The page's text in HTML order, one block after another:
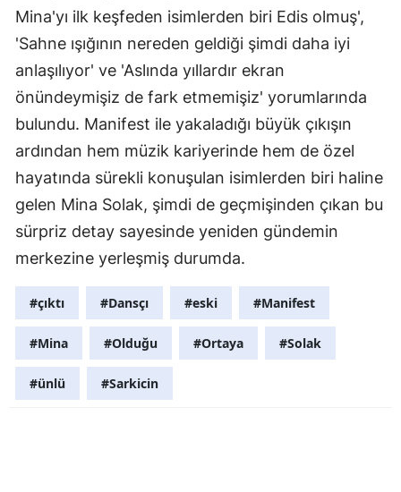
Mina'yı ilk keşfeden isimlerden biri Edis olmuş',
'Sahne ışığının nereden geldiği şimdi daha iyi
anlaşılıyor' ve 'Aslında yıllardır ekran
önündeymişiz de fark etmemişiz' yorumlarında
bulundu. Manifest ile yakaladığı büyük çıkışın
ardından hem müzik kariyerinde hem de özel
hayatında sürekli konuşulan isimlerden biri haline
gelen Mina Solak, şimdi de geçmişinden çıkan bu
sürpriz detay sayesinde yeniden gündemin
merkezine yerleşmiş durumda.
#çıktı #Dansçı #eski #Manifest
#Mina #Olduğu #Ortaya #Solak
#ünlü #Sarkicin